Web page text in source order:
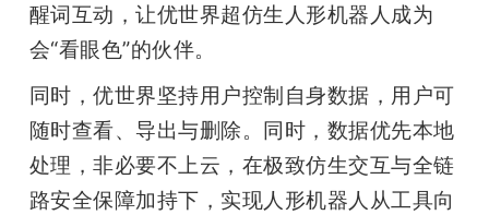
醒词互动，让优世界超仿生人形机器人成为
会“看眼色”的伙伴。
同时，优世界坚持用户控制自身数据，用户可
随时查看、导出与删除。同时，数据优先本地
处理，非必要不上云，在极致仿生交互与全链
路安全保障加持下，实现人形机器人从工具向